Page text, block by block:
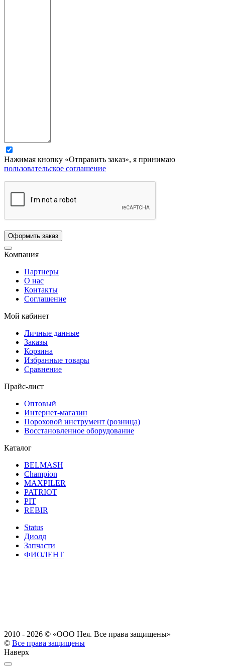
Нажимая кнопку «Отправить заказ», я принимаю
пользовательское соглашение
Компания
Партнеры
О нас
Контакты
Соглашение
Мой кабинет
Личные данные
Заказы
Корзина
Избранные товары
Сравнение
Прайс-лист
Оптовый
Интернет-магазин
Пороховой инструмент (розница)
Восстановленное оборудование
Каталог
BELMASH
Champion
MAXPILER
PATRIOT
PIT
REBIR
Status
Диолд
Запчасти
ФИОЛЕНТ
2010 - 2026 © «ООО Нея. Все права защищены»
© Все права защищены
Наверх